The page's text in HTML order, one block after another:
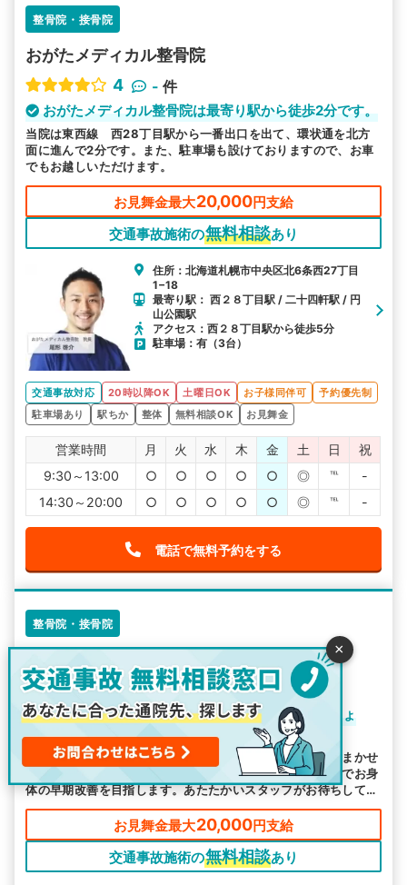
整骨院・接骨院
おがたメディカル整骨院
4
- 件
おがたメディカル整骨院は最寄り駅から徒歩2分です。
当院は東西線 西28丁目駅から一番出口を出て、環状通を北方
面に進んで2分です。また、駐車場も設けておりますので、お車
でもお越しいただけます。
お見舞金最大20,000円支給
交通事故施術の無料相談あり
住所：北海道札幌市中央区北6条西27丁目
1−18
最寄り駅： 西２８丁目駅 / 二十四軒駅 / 円
山公園駅
アクセス：西２８丁目駅から徒歩5分
駐車場：有（3台）
交通事故対応 20時以降OK 土曜日OK お子様同伴可
予約優先制
駐車場あり
駅ちか 整体 無料相談OK お見舞金
営業時間 月 火 水 木 金 土 日
祝
9:30～13:00
○ ○ ○ ○ ○ ◎ ℡
-
14:30～20:00
○ ○ ○ ○ ○ ◎ ℡ -
電話で無料予約をする
整骨院・接骨院
4.5
- 件
札幌市西区のほっと治療院で笑顔を取り戻しましょ
う！
札幌市西区で事故にあってしまったら、ほっと治療院におまかせ
ください！超音波治療、酸素ルーム、鍼灸など多様な施術でお身
体の早期改善を目指します。あたたかいスタッフがお待ちしてお
ります。お気軽にご相談ください。
お見舞金最大20,000円支給
交通事故施術の無料相談あり
×